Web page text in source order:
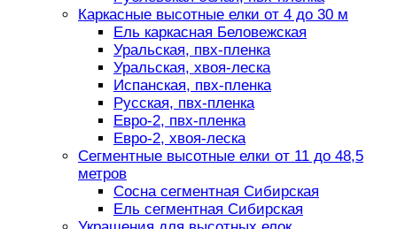
Каркасные высотные елки от 4 до 30 м
Ель каркасная Беловежская
Уральская, пвх-пленка
Уральская, хвоя-леска
Испанская, пвх-пленка
Русская, пвх-пленка
Евро-2, пвх-пленка
Евро-2, хвоя-леска
Сегментные высотные елки от 11 до 48,5
метров
Сосна сегментная Сибирская
Ель сегментная Сибирская